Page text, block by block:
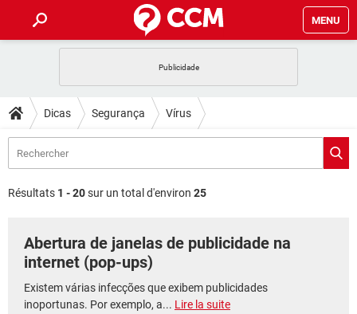
MENU
CELULAR FACEBOOK
INSTAGRAM GMAIL
GUIA DE COMPRAS
DICAS
JOGOS WHATSAPP
CELULAR
OUTLOOK
GUIA DE COMPRAS
DOWNLOADS
JOGOS WHATSAPP
CELULAR FACEBOOK
INSTAGRAM GMAIL
GUIA DE COMPRAS
CELULAR FACEBOOK
OUTLOOK
INSTAGRAM GMAIL
JOGOS WHATSAPP
CELULAR FACEBOOK
OUTLOOK EXCEL
Dicas Segurança Vírus
Résultats 1 - 20sur un total d'environ 25
Abertura de janelas de publicidade na
internet (pop-ups)
Existem várias infecções que exibem publicidades
inoportunas. Por exemplo, a... Lire la suite